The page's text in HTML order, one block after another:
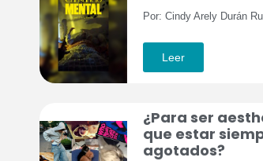
Por: Cindy Arely Durán
Leer
¿Para ser
que estar
agotados?